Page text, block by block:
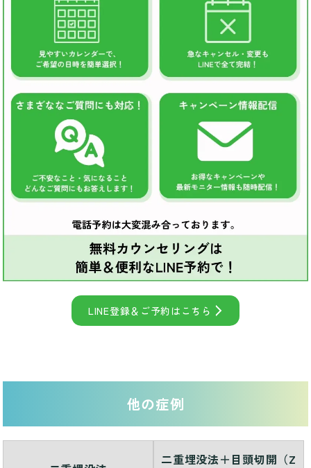
LINE登録＆ご予約はこちら
他の症例
二重埋没法＋目頭切開（Z